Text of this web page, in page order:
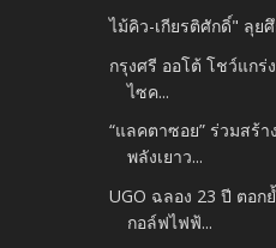
ไม้คิว-เกียรติศักดิ์" ลุย
กรุงศรี ออโต้ โชว์แกร่
ไซค...
“แลคตาซอย” ร่วมสร้
พลังเยาว...
UGO ฉลอง 23 ปี ตอ
กอล์ฟไฟฟ้...